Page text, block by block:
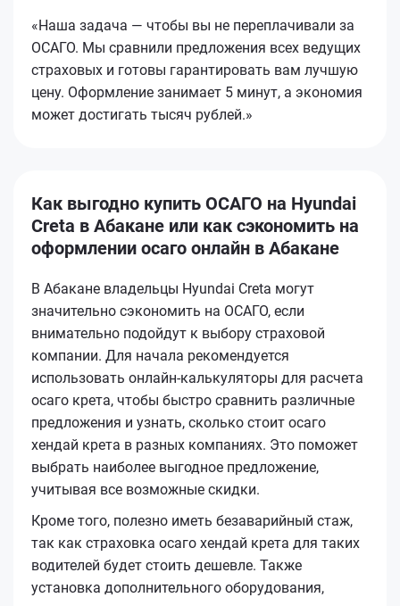
«Наша задача — чтобы вы не переплачивали за
ОСАГО. Мы сравнили предложения всех ведущих
страховых и готовы гарантировать вам лучшую
цену. Оформление занимает 5 минут, а экономия
может достигать тысяч рублей.»
Как выгодно купить ОСАГО на Hyundai
Creta в Абакане или как сэкономить на
оформлении осаго онлайн в Абакане
В Абакане владельцы Hyundai Creta могут
значительно сэкономить на ОСАГО, если
внимательно подойдут к выбору страховой
компании. Для начала рекомендуется
использовать онлайн-калькуляторы для расчета
осаго крета, чтобы быстро сравнить различные
предложения и узнать, сколько стоит осаго
хендай крета в разных компаниях. Это поможет
выбрать наиболее выгодное предложение,
учитывая все возможные скидки.
Кроме того, полезно иметь безаварийный стаж,
так как страховка осаго хендай крета для таких
водителей будет стоить дешевле. Также
установка дополнительного оборудования,